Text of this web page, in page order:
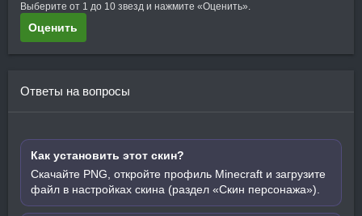
Выберите от 1 до 10 звезд и нажмите «Оценить».
Оценить
Ответы на вопросы
Как установить этот скин?
Скачайте PNG, откройте профиль Minecraft и загрузите
файл в настройках скина (раздел «Скин персонажа»).